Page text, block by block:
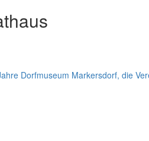
Dorfmuseum Markersdorf, die